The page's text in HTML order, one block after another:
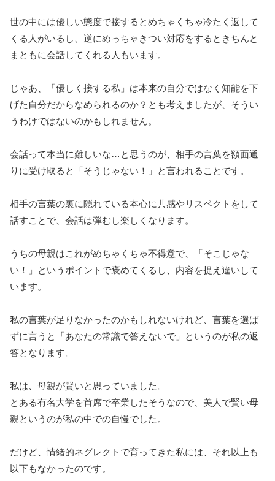
世の中には優しい態度で接するとめちゃくちゃ冷たく返して
くる人がいるし、逆にめっちゃきつい対応をするときちんと
まともに会話してくれる人もいます。
じゃあ、「優しく接する私」は本来の自分ではなく知能を下
げた自分だからなめられるのか？とも考えましたが、そうい
うわけではないのかもしれません。
会話って本当に難しいな…と思うのが、相手の言葉を額面通
りに受け取ると「そうじゃない！」と言われることです。
相手の言葉の裏に隠れている本心に共感やリスペクトをして
話すことで、会話は弾むし楽しくなります。
うちの母親はこれがめちゃくちゃ不得意で、「そこじゃな
い！」というポイントで褒めてくるし、内容を捉え違いして
います。
私の言葉が足りなかったのかもしれないけれど、言葉を選ば
ずに言うと「あなたの常識で答えないで」というのが私の返
答となります。
私は、母親が賢いと思っていました。
とある有名大学を首席で卒業したそうなので、美人で賢い母
親というのが私の中での自慢でした。
だけど、情緒的ネグレクトで育ってきた私には、それ以上も
以下もなかったのです。